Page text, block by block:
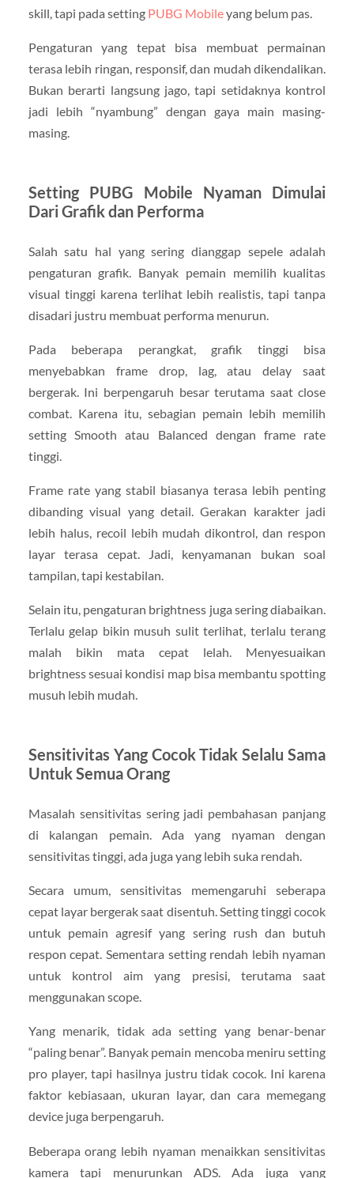
skill, tapi pada setting PUBG Mobileyang belum pas.
Pengaturan yang tepat bisa membuat permainan
terasa lebih ringan, responsif, dan mudah dikendalikan.
Bukan berarti langsung jago, tapi setidaknya kontrol
jadi lebih “nyambung” dengan gaya main masing-
masing.
Setting PUBG Mobile Nyaman Dimulai
Dari Grafik dan Performa
Salah satu hal yang sering dianggap sepele adalah
pengaturan grafik. Banyak pemain memilih kualitas
visual tinggi karena terlihat lebih realistis, tapi tanpa
disadari justru membuat performa menurun.
Pada beberapa perangkat, grafik tinggi bisa
menyebabkan frame drop, lag, atau delay saat
bergerak. Ini berpengaruh besar terutama saat close
combat. Karena itu, sebagian pemain lebih memilih
setting Smooth atau Balanced dengan frame rate
tinggi.
Frame rate yang stabil biasanya terasa lebih penting
dibanding visual yang detail. Gerakan karakter jadi
lebih halus, recoil lebih mudah dikontrol, dan respon
layar terasa cepat. Jadi, kenyamanan bukan soal
tampilan, tapi kestabilan.
Selain itu, pengaturan brightness juga sering diabaikan.
Terlalu gelap bikin musuh sulit terlihat, terlalu terang
malah bikin mata cepat lelah. Menyesuaikan
brightness sesuai kondisi map bisa membantu spotting
musuh lebih mudah.
Sensitivitas Yang Cocok Tidak Selalu Sama
Untuk Semua Orang
Masalah sensitivitas sering jadi pembahasan panjang
di kalangan pemain. Ada yang nyaman dengan
sensitivitas tinggi, ada juga yang lebih suka rendah.
Secara umum, sensitivitas memengaruhi seberapa
cepat layar bergerak saat disentuh. Setting tinggi cocok
untuk pemain agresif yang sering rush dan butuh
respon cepat. Sementara setting rendah lebih nyaman
untuk kontrol aim yang presisi, terutama saat
menggunakan scope.
Yang menarik, tidak ada setting yang benar-benar
“paling benar”. Banyak pemain mencoba meniru setting
pro player, tapi hasilnya justru tidak cocok. Ini karena
faktor kebiasaan, ukuran layar, dan cara memegang
device juga berpengaruh.
Beberapa orang lebih nyaman menaikkan sensitivitas
kamera tapi menurunkan ADS. Ada juga yang